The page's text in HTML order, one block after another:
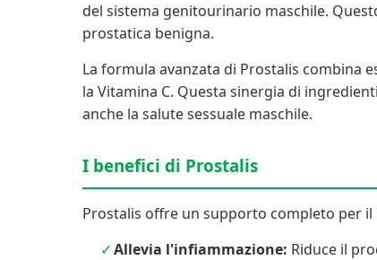
del sistema genitourinario maschile.
prostatica benigna.
La formula avanzata di Prostalis combina
la Vitamina C. Questa sinergia di
anche la salute sessuale maschile.
I benefici di Prostalis
Prostalis offre un supporto completo per il
Allevia l'infiammazione: Riduce il